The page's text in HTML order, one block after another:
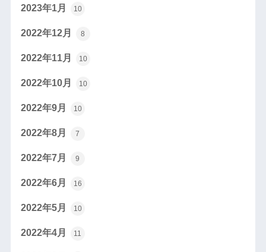
2023年1月 10
2022年12月 8
2022年11月 10
2022年10月 10
2022年9月 10
2022年8月 7
2022年7月 9
2022年6月 16
2022年5月 10
2022年4月 11